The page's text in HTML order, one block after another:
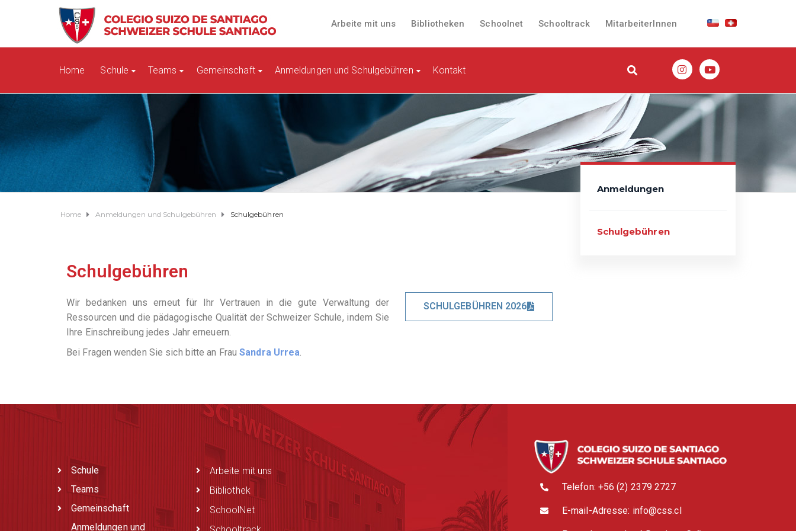
Arbeite mit uns Bibliotheken Schoolnet Schooltrack MitarbeiterInnen
Home Schule Teams Gemeinschaft Anmeldungen und Schulgebühren Kontakt
Home Anmeldungen und Schulgebühren Schulgebühren
Schulgebühren
Wir bedanken uns erneut für Ihr Vertrauen in die gute Verwaltung der
Ressourcen und die pädagogische Qualität der Schweizer Schule, indem Sie
Ihre Einschreibung jedes Jahr erneuern.
Bei Fragen wenden Sie sich bitte an FrauSandra Urrea.
SCHULGEBÜHREN 2026
Anmeldungen
Schulgebühren
Schule
Teams
Gemeinschaft
Anmeldungen und
Arbeite mit uns
Bibliothek
SchoolNet
Telefon: +56 (2) 2379 2727
E-mail-Adresse: info@css.cl